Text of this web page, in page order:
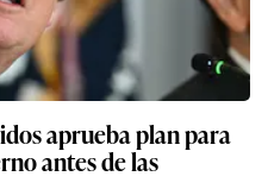
aprueba plan para
antes de las